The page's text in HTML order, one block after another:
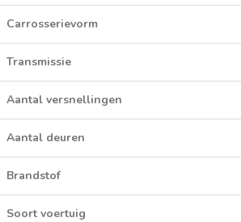
Carrosserievorm
Transmissie
Aantal versnellingen
Aantal deuren
Brandstof
Soort voertuig